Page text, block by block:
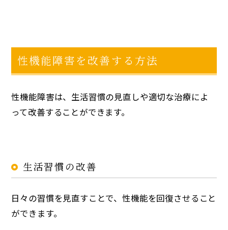
性機能障害を改善する方法
性機能障害は、生活習慣の見直しや適切な治療によ
って改善することができます。
生活習慣の改善
日々の習慣を見直すことで、性機能を回復させること
ができます。